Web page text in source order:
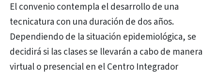
El convenio contempla el desarrollo de una
tecnicatura con una duración de dos años.
Dependiendo de la situación epidemiológica, se
decidirá si las clases se llevarán a cabo de manera
virtual o presencial en el Centro Integrador